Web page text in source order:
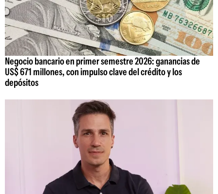
Negocio bancario en primer semestre 2026: ganancias de
US$ 671 millones, con impulso clave del crédito y los
depósitos